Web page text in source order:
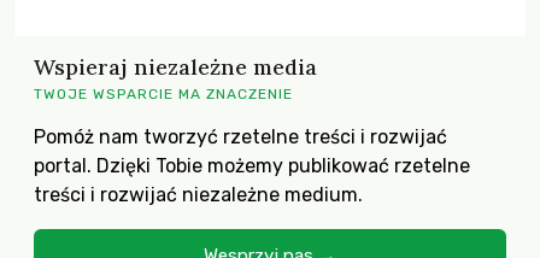
Wspieraj niezależne media
TWOJE WSPARCIE MA ZNACZENIE
Pomóż nam tworzyć rzetelne treści i rozwijać
portal. Dzięki Tobie możemy publikować rzetelne
treści i rozwijać niezależne medium.